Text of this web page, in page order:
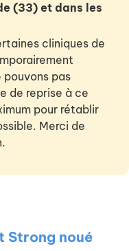
(33) et dans les
cliniques de
pouvons pas
de reprise à ce
pour rétablir
Merci de
Strong noué